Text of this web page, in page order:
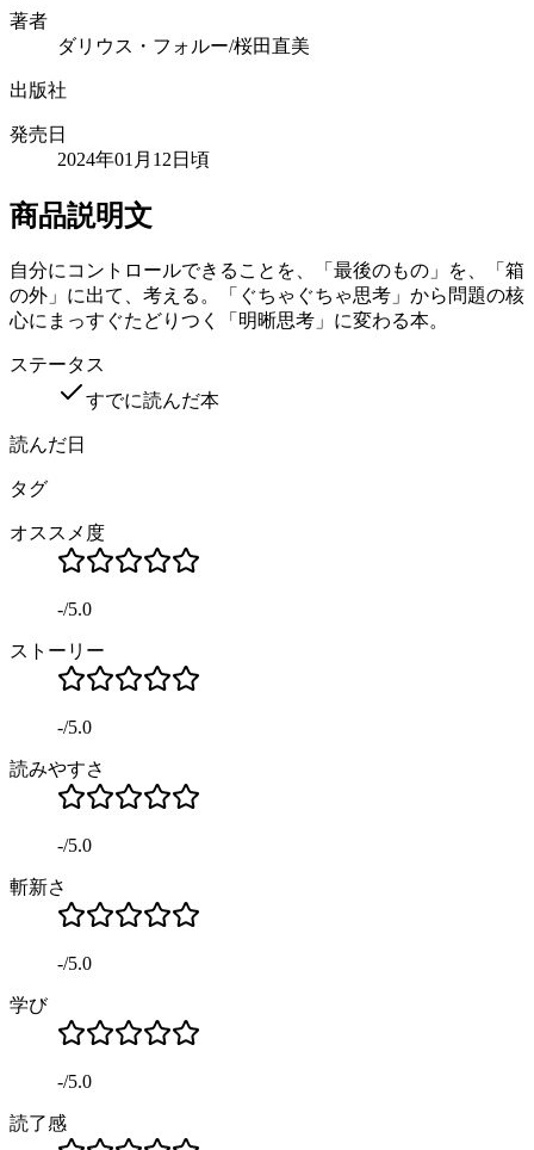
著者
ダリウス・フォルー/桜田直美
出版社
発売日
2024年01月12日頃
商品説明文
自分にコントロールできることを、「最後のもの」を、「箱
の外」に出て、考える。「ぐちゃぐちゃ思考」から問題の核
心にまっすぐたどりつく「明晰思考」に変わる本。
ステータス
すでに読んだ本
読んだ日
タグ
オススメ度
-/5.0
ストーリー
-/5.0
読みやすさ
-/5.0
斬新さ
-/5.0
学び
-/5.0
読了感